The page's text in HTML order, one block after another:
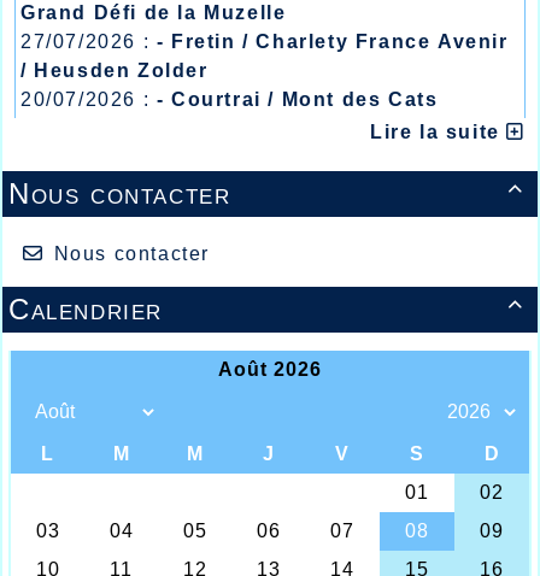
Grand Défi de la Muzelle
27/07/2026 : - Fretin / Charlety France Avenir
/ Heusden Zolder
20/07/2026 : - Courtrai / Mont des Cats
- Lyon / Meeting Abeilles /Lire la suite

Nous contacter
Nous contacter

Calendrier